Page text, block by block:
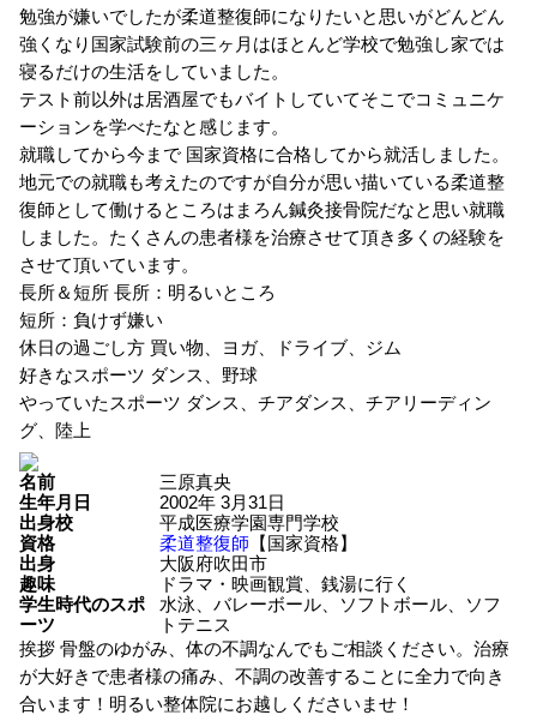
勉強が嫌いでしたが柔道整復師になりたいと思いがどんどん
強くなり国家試験前の三ヶ月はほとんど学校で勉強し家では
寝るだけの生活をしていました。
テスト前以外は居酒屋でもバイトしていてそこでコミュニケ
ーションを学べたなと感じます。
就職してから今まで 国家資格に合格してから就活しました。
地元での就職も考えたのですが自分が思い描いている柔道整
復師として働けるところはまろん鍼灸接骨院だなと思い就職
しました。たくさんの患者様を治療させて頂き多くの経験を
させて頂いています。
長所＆短所 長所：明るいところ
短所：負けず嫌い
休日の過ごし方 買い物、ヨガ、ドライブ、ジム
好きなスポーツ ダンス、野球
やっていたスポーツ ダンス、チアダンス、チアリーディン
グ、陸上
名前
三原真央
生年月日
2002年 3月31日
出身校
平成医療学園専門学校
資格
柔道整復師 【国家資格】
出身
大阪府吹田市
趣味
ドラマ・映画観賞、銭湯に行く
学生時代のスポ
ーツ
水泳、バレーボール、ソフトボール、ソフ
トテニス
挨拶 骨盤のゆがみ、体の不調なんでもご相談ください。治療
が大好きで患者様の痛み、不調の改善することに全力で向き
合います！明るい整体院にお越しくださいませ！